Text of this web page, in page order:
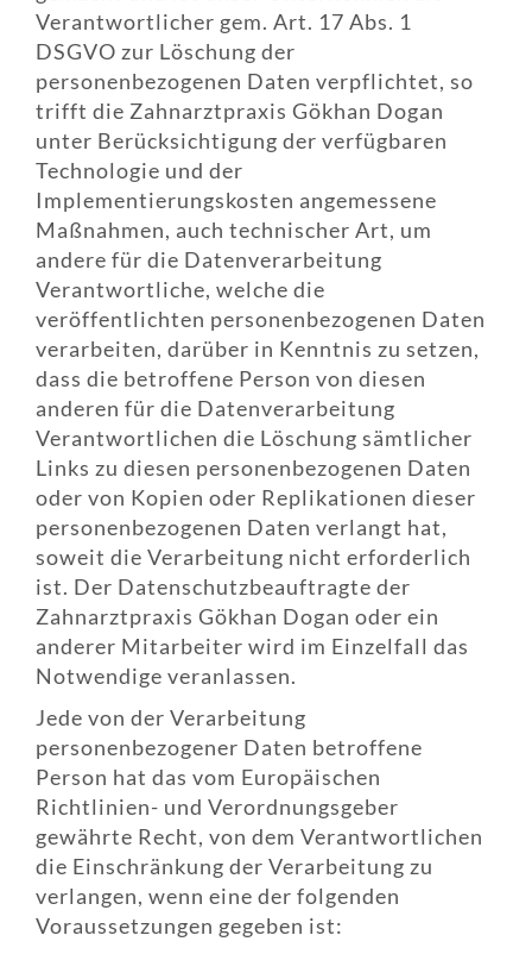
Verantwortlicher gem. Art. 17 Abs. 1
DSGVO zur Löschung der
personenbezogenen Daten verpflichtet, so
trifft die Zahnarztpraxis Gökhan Dogan
unter Berücksichtigung der verfügbaren
Technologie und der
Implementierungskosten angemessene
Maßnahmen, auch technischer Art, um
andere für die Datenverarbeitung
Verantwortliche, welche die
veröffentlichten personenbezogenen Daten
verarbeiten, darüber in Kenntnis zu setzen,
dass die betroffene Person von diesen
anderen für die Datenverarbeitung
Verantwortlichen die Löschung sämtlicher
Links zu diesen personenbezogenen Daten
oder von Kopien oder Replikationen dieser
personenbezogenen Daten verlangt hat,
soweit die Verarbeitung nicht erforderlich
ist. Der Datenschutzbeauftragte der
Zahnarztpraxis Gökhan Dogan oder ein
anderer Mitarbeiter wird im Einzelfall das
Notwendige veranlassen.
Jede von der Verarbeitung
personenbezogener Daten betroffene
Person hat das vom Europäischen
Richtlinien- und Verordnungsgeber
gewährte Recht, von dem Verantwortlichen
die Einschränkung der Verarbeitung zu
verlangen, wenn eine der folgenden
Voraussetzungen gegeben ist: